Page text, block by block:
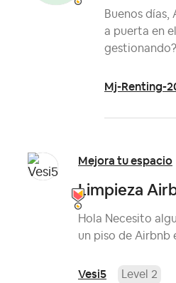
Buenos
a puerta en
Mj-Renting-
Mejora tu espacio
Limpieza
Hola Necesito
un piso de Airbnb
Vesi5 Level 2